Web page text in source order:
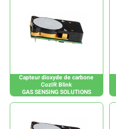
Capteur dioxyde de carbone
CozIR Blink
GAS SENSING SOLUTIONS